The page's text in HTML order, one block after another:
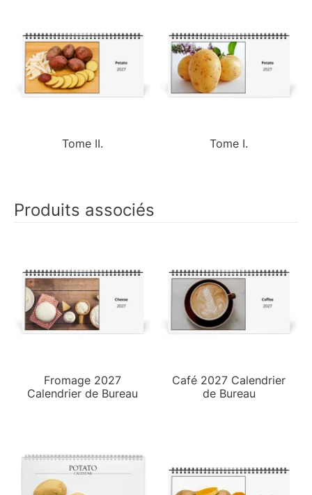
Tome II. Tome I.
Produits associés
Fromage 2027
Calendrier de Bureau
Café 2027 Calendrier
de Bureau